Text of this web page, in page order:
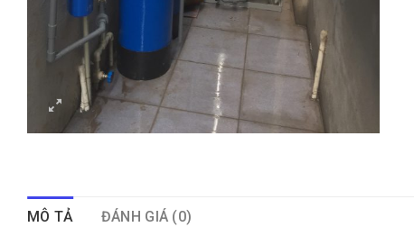
MÔ TẢ ĐÁNH GIÁ (0)